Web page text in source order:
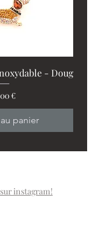
- Doug
€
panier
instagram!